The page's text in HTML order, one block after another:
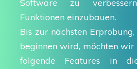
Software zu
Funktionen einzubauen.
Bis zur nächsten
beginnen wird, möchten
folgende Features in